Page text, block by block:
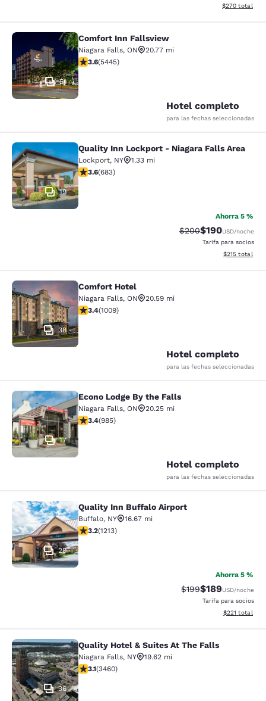
Ver detalles
$270 total
Comfort Inn Fallsview
51
Comfort Inn Fallsview
Niagara Falls, ON
20.77 mi
calificación de 3.63 estrellas. Bueno. 5445 reseñas
3.6(5445)
Hotel completo
para las fechas seleccionadas
Quality Inn Lockport - Niagara Falls
19
Quality Inn Lockport - Niagara Falls Area
Lockport, NY
1.33 mi
calificación de 3.59 estrellas. Bueno. 683 reseñas
3.6(683)
Ahorra 5 %
Precio tachado:
$200Precio con
$190USD/noche
Tarifa para socios
Ver detalles
$215 total
Comfort Hotel
38
Comfort Hotel
Niagara Falls, ON
20.59 mi
calificación de 3.4 estrellas. Bueno. 1009 reseñas
3.4(1009)
Hotel completo
para las fechas seleccionadas
Econo Lodge By the Falls
17
Econo Lodge By the Falls
Niagara Falls, ON
20.25 mi
calificación de 3.37 estrellas. Bueno. 985 reseñas
3.4(985)
Hotel completo
para las fechas seleccionadas
Quality Inn Buffalo Airport
29
Quality Inn Buffalo Airport
Buffalo, NY
16.67 mi
calificación de 3.2 estrellas. Bueno. 1213 reseñas
3.2(1213)
Ahorra 5 %
Precio tachado:
$199Precio con
$189USD/noche
Tarifa para socios
Ver detalles
$221 total
Quality Hotel & Suites At The Falls
36
Quality Hotel & Suites At The Falls
Niagara Falls, NY
19.62 mi
calificación de 3.13 estrellas. Bueno. 3460 reseñas
3.1(3460)